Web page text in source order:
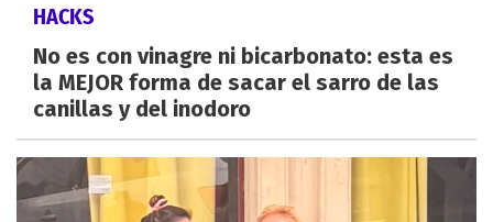
HACKS
No es con vinagre ni bicarbonato: esta es
la MEJOR forma de sacar el sarro de las
canillas y del inodoro